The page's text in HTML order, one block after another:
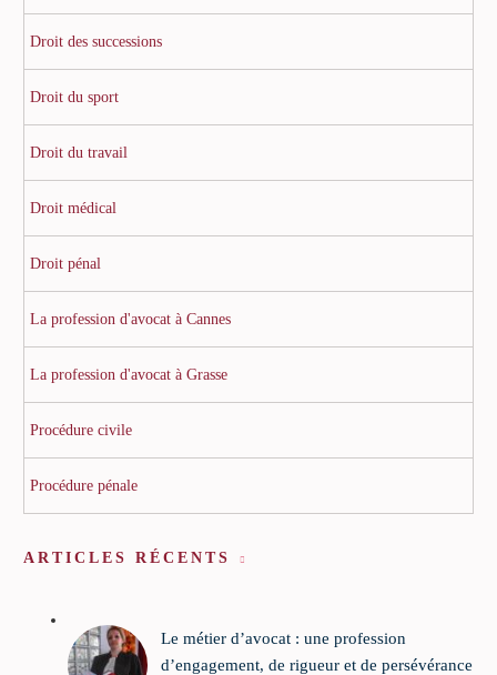
Droit des successions
Droit du sport
Droit du travail
Droit médical
Droit pénal
La profession d'avocat à Cannes
La profession d'avocat à Grasse
Procédure civile
Procédure pénale
ARTICLES RÉCENTS
Le métier d’avocat : une profession
d’engagement, de rigueur et de persévérance